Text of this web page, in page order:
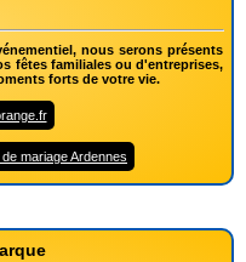
nous serons présents
fêtes familiales ou d'entreprises,
forts de votre vie.
mariage Ardennes